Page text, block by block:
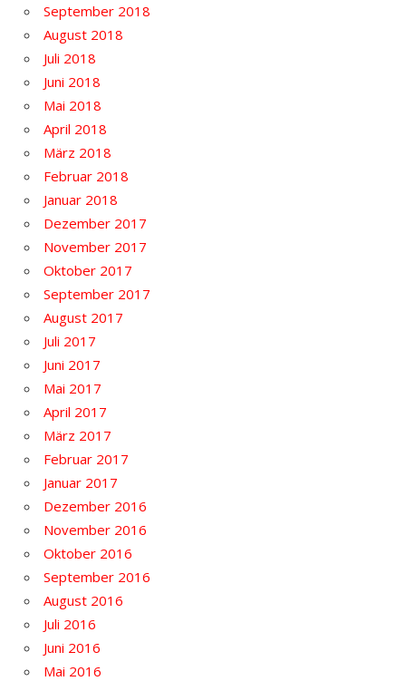
September 2018
August 2018
Juli 2018
Juni 2018
Mai 2018
April 2018
März 2018
Februar 2018
Januar 2018
Dezember 2017
November 2017
Oktober 2017
September 2017
August 2017
Juli 2017
Juni 2017
Mai 2017
April 2017
März 2017
Februar 2017
Januar 2017
Dezember 2016
November 2016
Oktober 2016
September 2016
August 2016
Juli 2016
Juni 2016
Mai 2016